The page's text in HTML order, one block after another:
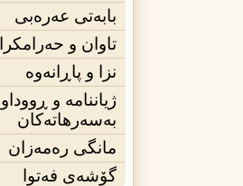
بابەتی عەرەبی
تاوان و
نزا و پاڕانەوە
ژیاننامه‌ و
بەسەرهاتەکان
مانگی ره‌مه‌زان
گۆشەی فه‌توا